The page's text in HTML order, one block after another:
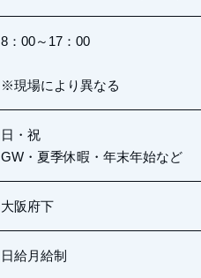
8：00～17：00
※現場により異なる
日・祝
GW・夏季休暇・年末年始など
大阪府下
日給月給制